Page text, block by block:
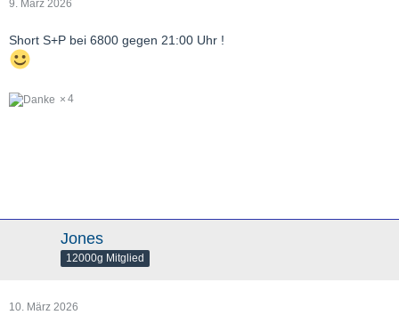
9. März 2026
Short S+P bei 6800 gegen 21:00 Uhr !
4
Jones
12000g Mitglied
10. März 2026